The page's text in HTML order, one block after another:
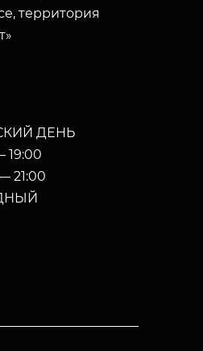
территория
ДЕНЬ
19:00
21:00